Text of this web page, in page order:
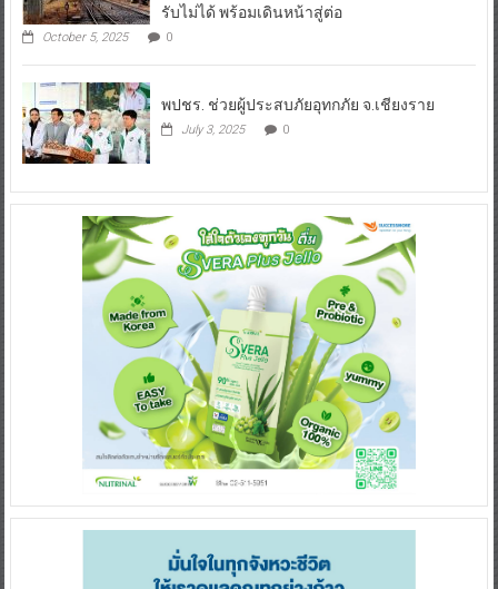
รับไม่ได้ พร้อมเดินหน้าสู่ต่อ
October 5, 2025 0
พปชร. ช่วยผู้ประสบภัยอุทกภัย จ.เชียงราย
July 3, 2025 0